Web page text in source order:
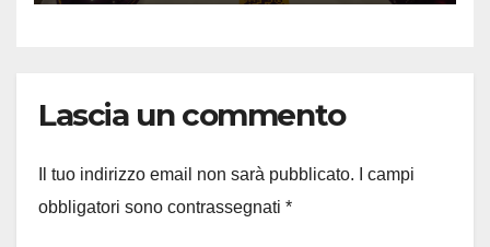
Lascia un commento
Il tuo indirizzo email non sarà pubblicato.
I campi
obbligatori sono contrassegnati *